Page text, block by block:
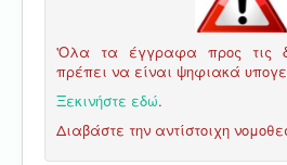
'Ολα τα έγγραφα προς τις
πρέπει να είναι ψηφιακά
Ξεκινήστε εδώ.
Διαβάστε την αντίστοιχη